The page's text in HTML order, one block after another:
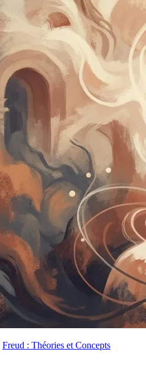
Freud : Théories et Concepts